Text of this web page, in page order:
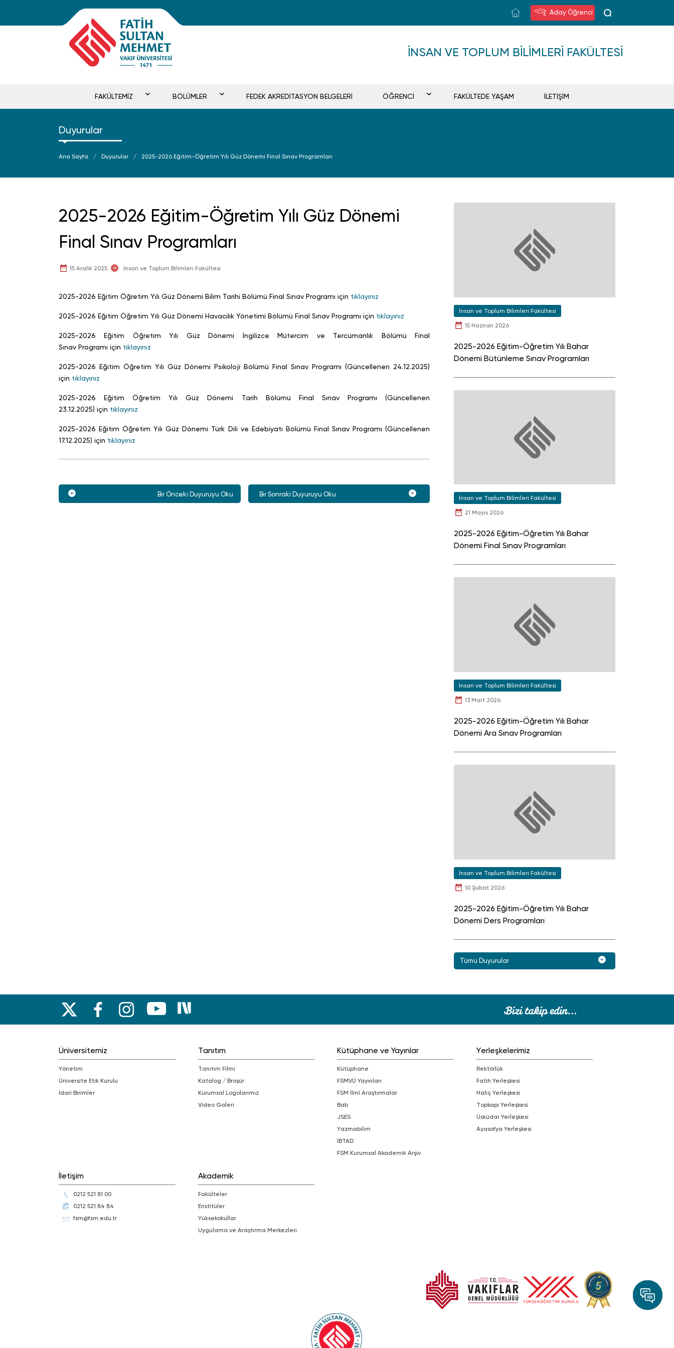
Aday Öğrenci
İNSAN VE TOPLUM BILIMLERI FAKÜLTESI
FAKÜLTEMİZ BÖLÜMLER FEDEK AKREDİTASYON BELGELERİ ÖĞRENCİ FAKÜLTEDE YAŞAM İLETİŞİM
Duyurular
Ana Sayfa Duyurular 2025-2026 Eğitim-Öğretim Yılı Güz Dönemi Final Sınav Programları
2025-2026 Eğitim-Öğretim Yılı Güz Dönemi
Final Sınav Programları
15 Aralık 2025 İnsan ve Toplum Bilimleri Fakültesi
2025-2026 Eğitim Öğretim Yılı Güz Dönemi Bilim Tarihi Bölümü Final Sınav Programı için tıklayınız
2025-2026 Eğitim Öğretim Yılı Güz Dönemi Havacılık Yönetimi Bölümü Final Sınav Programı için tıklayınız
2025-2026 Eğitim Öğretim Yılı Güz Dönemi İngilizce Mütercim ve Tercümanlık Bölümü Final
Sınav Programı için tıklayınız
2025-2026 Eğitim Öğretim Yılı Güz Dönemi Psikoloji Bölümü Final Sınav Programı (Güncellenen 24.12.2025)
için tıklayınız
2025-2026 Eğitim Öğretim Yılı Güz Dönemi Tarih Bölümü Final Sınav Programı (Güncellenen
23.12.2025) için tıklayınız
2025-2026 Eğitim Öğretim Yılı Güz Dönemi Türk Dili ve Edebiyatı Bölümü Final Sınav Programı (Güncellenen
17.12.2025) için tıklayınız
Bir Önceki Duyuruyu Oku Bir Sonraki Duyuruyu Oku
İnsan ve Toplum Bilimleri Fakültesi
15 Haziran 2026
2025-2026 Eğitim-Öğretim Yılı Bahar
Dönemi Bütünleme Sınav Programları
İnsan ve Toplum Bilimleri Fakültesi
21 Mayıs 2026
2025-2026 Eğitim-Öğretim Yılı Bahar
Dönemi Final Sınav Programları
İnsan ve Toplum Bilimleri Fakültesi
13 Mart 2026
2025-2026 Eğitim-Öğretim Yılı Bahar
Dönemi Ara Sınav Programları
İnsan ve Toplum Bilimleri Fakültesi
10 Şubat 2026
2025-2026 Eğitim-Öğretim Yılı Bahar
Dönemi Ders Programları
Tümü Duyurular
Üniversitemiz
Yönetim
Üniversite Etik Kurulu
İdari Birimler
Tanıtım
Tanıtım Filmi
Katalog / Broşür
Kurumsal Logolarımız
Video Galeri
Kütüphane ve Yayınlar
Kütüphane
FSMVÜ Yayınları
FSM İlmî Araştırmalar
bab
JSES
Yazmabilim
İBTAD
FSM Kurumsal Akademik Arşiv
Yerleşkelerimiz
Rektörlük
Fatih Yerleşkesi
Haliç Yerleşkesi
Topkapı Yerleşkesi
Üsküdar Yerleşkesi
Ayasofya Yerleşkesi
İletişim
0212 521 81 00
0212 521 84 84
fsm@fsm.edu.tr
Akademik
Fakülteler
Enstitüler
Yüksekokullar
Uygulama ve Araştırma Merkezleri